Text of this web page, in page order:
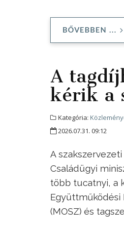
BŐVEBBEN ...
A
kérik a
Kategória:
2026.07.31. 09:12
A
Családügyi
több tucatnyi, a
Együttműködési
(MOSZ) és